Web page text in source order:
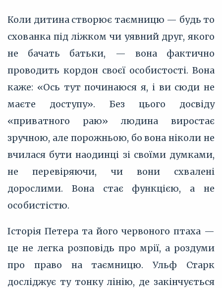
Коли дитина створює таємницю — будь то
схованка під ліжком чи уявний друг, якого
не бачать батьки, — вона фактично
проводить кордон своєї особистості. Вона
каже: «Ось тут починаюся я, і ви сюди не
маєте доступу». Без цього досвіду
«приватного раю» людина виростає
зручною, але порожньою, бо вона ніколи не
вчилася бути наодинці зі своїми думками,
не перевіряючи, чи вони схвалені
дорослими. Вона стає функцією, а не
особистістю.
Історія Петера та його червоного птаха —
це не легка розповідь про мрії, а роздуми
про право на таємницю. Ульф Старк
досліджує ту тонку лінію, де закінчується